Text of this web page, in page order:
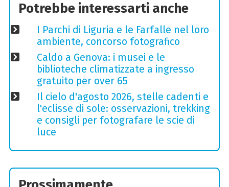
Potrebbe interessarti anche
I Parchi di Liguria e le Farfalle nel loro
ambiente, concorso fotografico
Caldo a Genova: i musei e le
biblioteche climatizzate a ingresso
gratuito per over 65
Il cielo d'agosto 2026, stelle cadenti e
l'eclisse di sole: osservazioni, trekking
e consigli per fotografare le scie di
luce